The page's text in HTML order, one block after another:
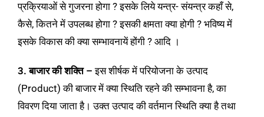
प्रक्रियाओं से गुजरना होगा ? इसके लिये यन्त्र- संयन्त्र कहाँ से,
कैसे, कितने में उपलब्ध होगा ? इसकी क्षमता क्या होगी ? भविष्य में
इसके विकास की क्या सम्भावनायें होंगी ? आदि ।
3. बाजार की शक्ति – इस शीर्षक में परियोजना के उत्पाद
(Product) की बाजार में क्या स्थिति रहने की सम्भावना है, का
विवरण दिया जाता है। उक्त उत्पाद की वर्तमान स्थिति क्या है तथा